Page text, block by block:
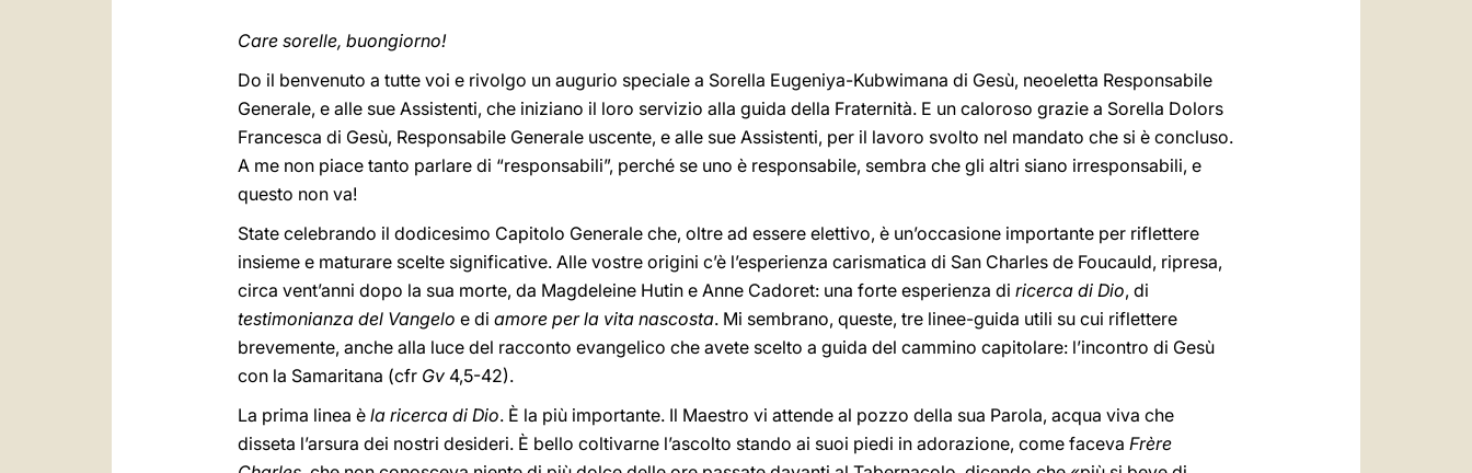
Care sorelle, buongiorno!
Do il benvenuto a tutte voi e rivolgo un augurio speciale a Sorella Eugeniya-Kubwimana di Gesù, neoeletta Responsabile
Generale, e alle sue Assistenti, che iniziano il loro servizio alla guida della Fraternità. E un caloroso grazie a Sorella Dolors
Francesca di Gesù, Responsabile Generale uscente, e alle sue Assistenti, per il lavoro svolto nel mandato che si è concluso.
A me non piace tanto parlare di “responsabili”, perché se uno è responsabile, sembra che gli altri siano irresponsabili, e
questo non va!
State celebrando il dodicesimo Capitolo Generale che, oltre ad essere elettivo, è un’occasione importante per riflettere
insieme e maturare scelte significative. Alle vostre origini c’è l’esperienza carismatica di San Charles de Foucauld, ripresa,
circa vent’anni dopo la sua morte, da Magdeleine Hutin e Anne Cadoret: una forte esperienza di ricerca di Dio, di
testimonianza del Vangelo e di amore per la vita nascosta. Mi sembrano, queste, tre linee-guida utili su cui riflettere
brevemente, anche alla luce del racconto evangelico che avete scelto a guida del cammino capitolare: l’incontro di Gesù
con la Samaritana (cfr Gv 4,5-42).
La prima linea è la ricerca di Dio. È la più importante. Il Maestro vi attende al pozzo della sua Parola, acqua viva che
disseta l’arsura dei nostri desideri. È bello coltivarne l’ascolto stando ai suoi piedi in adorazione, come faceva Frère